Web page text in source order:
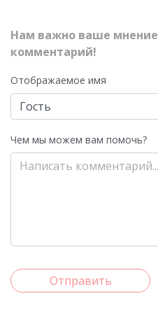
Нам важно ваше
комментарий!
Отображаемое имя
Чем мы можем вам помочь?
Отправить